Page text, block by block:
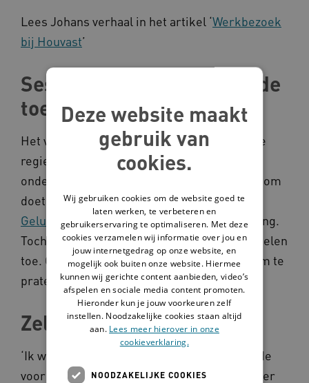
Lees Johans verhaal in het artikel ‘Werkbezoek
bij Houvast’
Sessie om te praten over de
toekomst
Het verhaal van Johan maakt duidelijk dat de
regie overnemen niet werkt. Aansluiten en
ondersteunen wel. Zorgorganisatie Driestroom
doet dit bijvoorbeeld met hunAlledaags
Gelukmodel. Het model is nog in ontwikkeling.
Toch past de Driestroom al heel veel onderdelen
toe. Onderdeel is bijvoorbeeld een sessie om te
praten over de toekomst van cliënten.
Zelf kunnen bepalen
‘Ik wist eigenlijk niet zo goed wat ik nou wilde
voor mijn toekomst’, vertelt Cor, een bewoner
Deze website maakt
gebruik van
cookies.
Wij gebruiken cookies om de website goed te
laten werken, te verbeteren en
gebruikerservaring te optimaliseren. Met deze
cookies verzamelen wij informatie over jou en
jouw internetgedrag op onze website, en
mogelijk ook buiten onze website. Hiermee
kunnen wij gerichte content aanbieden, video’s
afspelen en sociale media content promoten.
Hieronder kun je jouw voorkeuren zelf
instellen. Noodzakelijke cookies staan altijd
aan. Lees meer hierover in onze
cookieverklaring.
NOODZAKELIJKE COOKIES